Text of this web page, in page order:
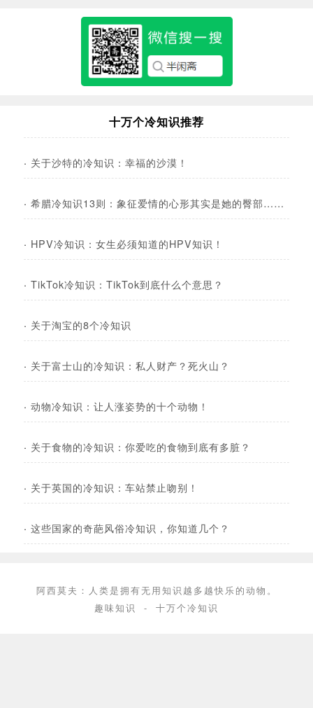
十万个冷知识推荐
· 关于沙特的冷知识：幸福的沙漠！
· 希腊冷知识13则：象征爱情的心形其实是她的臀部……
· HPV冷知识：女生必须知道的HPV知识！
· TikTok冷知识：TikTok到底什么个意思？
· 关于淘宝的8个冷知识
· 关于富士山的冷知识：私人财产？死火山？
· 动物冷知识：让人涨姿势的十个动物！
· 关于食物的冷知识：你爱吃的食物到底有多脏？
· 关于英国的冷知识：车站禁止吻别！
· 这些国家的奇葩风俗冷知识，你知道几个？
阿西莫夫：人类是拥有无用知识越多越快乐的动物。
趣味知识
- 十万个冷知识